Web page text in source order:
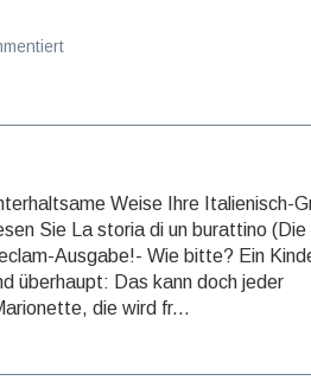
Weise Ihre Italienisch-
Sie La storia di un burattino (Die
Ausgabe!- Wie bitte? Ein
überhaupt: Das kann doch jeder
die wird fr...